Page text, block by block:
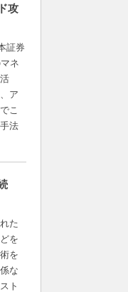
攻
証券
ネ
ア
こ
法
た
を
を
な
ト